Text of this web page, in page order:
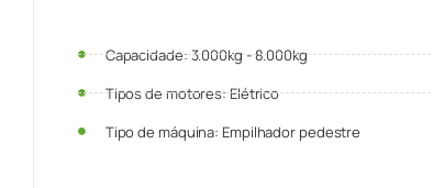
Capacidade: 3.000kg - 8.000kg
Tipos de motores: Elétrico
Tipo de máquina: Empilhador pedestre